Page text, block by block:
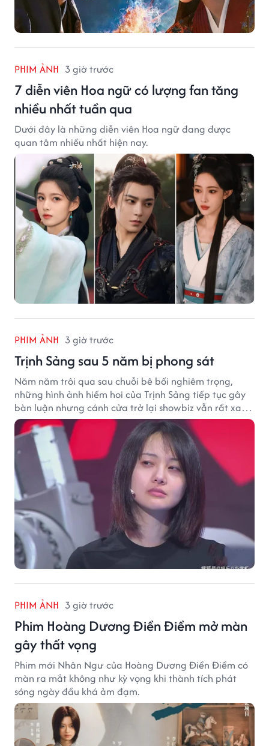
PHIM ẢNH 3 giờ trước
7 diễn viên Hoa ngữ có lượng fan tăng
nhiều nhất tuần qua
Dưới đây là những diễn viên Hoa ngữ đang được
quan tâm nhiều nhất hiện nay.
PHIM ẢNH 3 giờ trước
Trịnh Sảng sau 5 năm bị phong sát
Năm năm trôi qua sau chuỗi bê bối nghiêm trọng,
những hình ảnh hiếm hoi của Trịnh Sảng tiếp tục gây
bàn luận nhưng cánh cửa trở lại showbiz vẫn rất xa
vời.
PHIM ẢNH 3 giờ trước
Phim Hoàng Dương Điền Điềm mở màn
gây thất vọng
Phim mới Nhân Ngư của Hoàng Dương Điền Điềm có
màn ra mắt không như kỳ vọng khi thành tích phát
sóng ngày đầu khá ảm đạm.